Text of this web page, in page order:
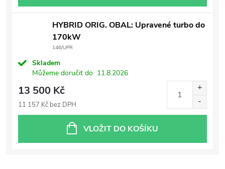
HYBRID ORIG. OBAL: Upravené turbo do
170kW
146/UPR
Skladem
Můžeme doručit do 11.8.2026
13 500 Kč
11 157 Kč bez DPH
VLOŽIT DO KOŠÍKU